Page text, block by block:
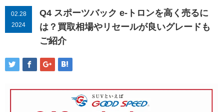
02.28
2024
Q4 スポーツバック e-トロンを高く売るに
は？買取相場やリセールが良いグレードも
ご紹介